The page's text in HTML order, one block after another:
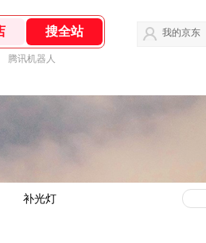
腾讯机器人
我的京东
补光灯